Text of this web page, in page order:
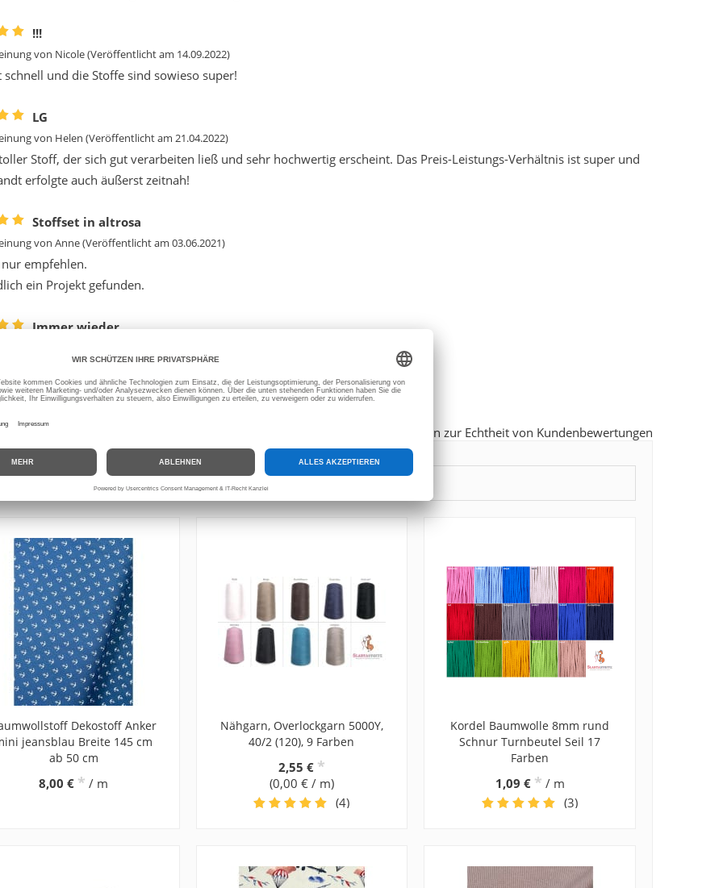
!!!
von Nicole(Veröffentlicht am 14.09.2022)
schnell und die Stoffe sind sowieso super!
LG
von Helen (Veröffentlicht am 21.04.2022)
Stoff, der sich gut verarbeiten ließ und sehr hochwertig erscheint. Das Preis-Leistungs-Verhältnis ist super und
erfolgte auch äußerst zeitnah!
Stoffset in altrosa
von Anne(Veröffentlicht am 03.06.2021)
empfehlen.
ein Projekt gefunden.
Immer wieder
Informationen zur Echtheit von Kundenbewertungen
Dekostoff Anker
jeansblau Breite 145 cm
ab 50 cm
8,00 € * / m
Nähgarn, Overlockgarn 5000Y,
40/2 (120), 9 Farben
2,55 € *
(0,00 € / m)
(4)
Kordel Baumwolle 8mm rund
Schnur Turnbeutel Seil 17
Farben
1,09 € * / m
(3)